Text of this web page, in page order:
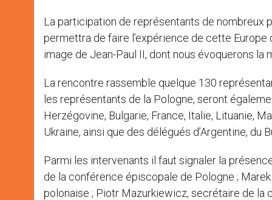
La participation de représentants de nombreux
permettra de faire l’expérience de cette Europe
image de Jean-Paul II, dont nous évoquerons la
La rencontre rassemble quelque 130
les représentants de la Pologne, seront
Herzégovine, Bulgarie, France, Italie, Lituanie,
Ukraine, ainsi que des délégués d’Argentine, du
Parmi les intervenants il faut signaler la
de la conférence épiscopale de Pologne ;
polonaise ; Piotr Mazurkiewicz, secrétaire de la